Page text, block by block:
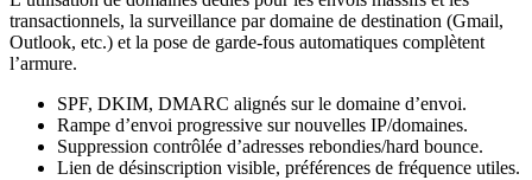
transactionnels, la surveillance par domaine de destination (Gmail,
Outlook, etc.) et la pose de garde-fous automatiques complètent
l’armure.
SPF, DKIM, DMARC alignés sur le domaine d’envoi.
Rampe d’envoi progressive sur nouvelles IP/domaines.
Suppression contrôlée d’adresses rebondies/hard bounce.
Lien de désinscription visible, préférences de fréquence utiles.